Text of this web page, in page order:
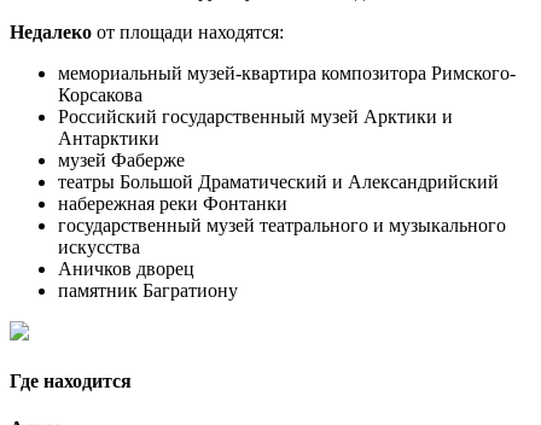
Недалеко от площади находятся:
мемориальный музей-квартира композитора Римского-
Корсакова
Российский государственный музей Арктики и
Антарктики
музей Фаберже
театры Большой Драматический и Александрийский
набережная реки Фонтанки
государственный музей театрального и музыкального
искусства
Аничков дворец
памятник Багратиону
Где находится